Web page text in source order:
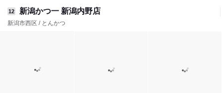
12 新潟かつ一 新潟内野店
新潟市西区 / とんかつ